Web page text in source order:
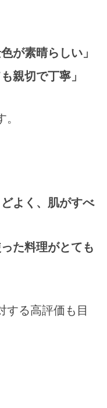
が素晴らしい」
親切で丁寧」
よく、肌がすべ
た料理がとても
する高評価も目